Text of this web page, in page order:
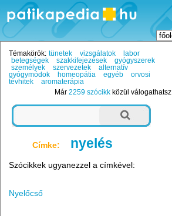
Témakörök: tünetek vizsgálatok
labor
betegségek
szakkifejezések
gyógyszerek
személyek
szervezetek
alternatív
gyógymódok
homeopátia egyéb
orvosi
tévhitek
aromaterápia
Már2259 szócikk közül válogathatsz.
Címke: nyelés
Szócikkek ugyanezzel a címkével:
Nyelőcső